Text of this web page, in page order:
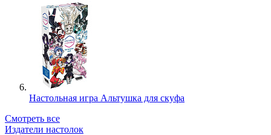
Настольная игра Альтушка для скуфа
Смотреть все
Издатели настолок